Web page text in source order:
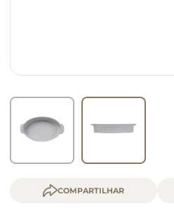
COMPARTILHAR